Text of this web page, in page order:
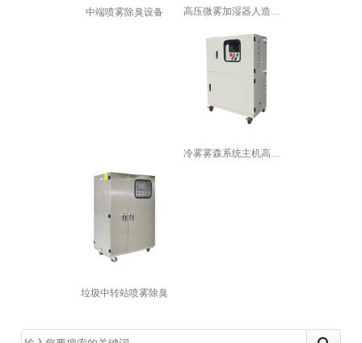
中端喷雾除臭设备 高压微雾加湿器人造雾加湿机景观喷雾降...
冷雾雾森系统主机高压喷雾景观造雾机园...
垃圾中转站喷雾除臭